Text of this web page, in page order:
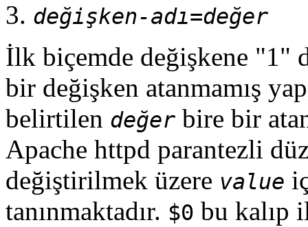
değişken-adı=değer
İlk biçemde değişkene "1"
bir değişken atanmamış
belirtilen değer bire bir
Apache httpd parantezli
değiştirilmek üzere value
tanınmaktadır. $0 bu kalıp